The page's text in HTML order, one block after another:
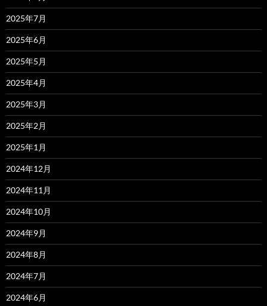
2025年7月
2025年6月
2025年5月
2025年4月
2025年3月
2025年2月
2025年1月
2024年12月
2024年11月
2024年10月
2024年9月
2024年8月
2024年7月
2024年6月